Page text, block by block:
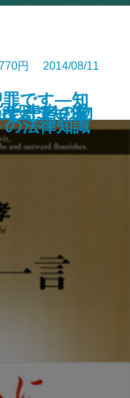
な人
なる
ーション
の本心
“段”？―住
てみた
円 2014/08/11
罪です―知
法律知識
えている
と患者の物